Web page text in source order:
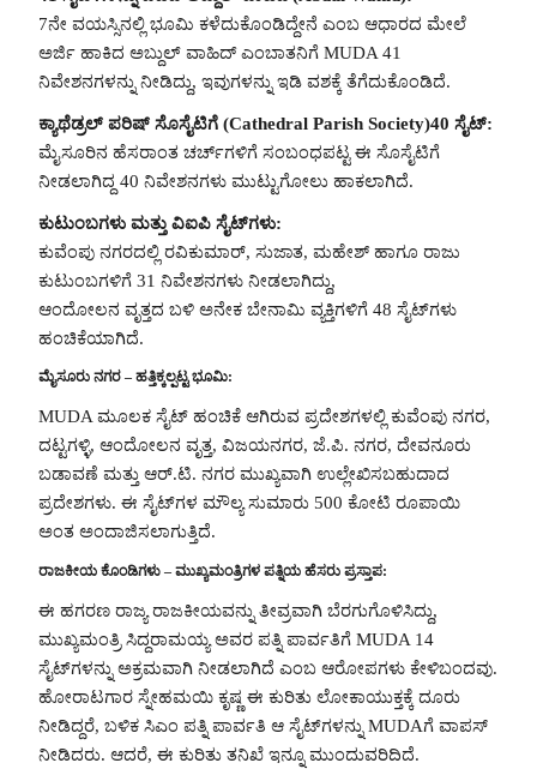
7ನೇ ವಯಸ್ಸಿನಲ್ಲಿ ಭೂಮಿ ಕಳೆದುಕೊಂಡಿದ್ದೇನೆ ಎಂಬ ಆಧಾರದ ಮೇಲೆ
ಅರ್ಜಿ ಹಾಕಿದ ಅಬ್ದುಲ್‌ ವಾಹಿದ್‌ ಎಂಬಾತನಿಗೆ MUDA 41
ನಿವೇಶನಗಳನ್ನು ನೀಡಿದ್ದು, ಇವುಗಳನ್ನು ಇಡಿ ವಶಕ್ಕೆ ತೆಗೆದುಕೊಂಡಿದೆ.
ಕ್ಯಾಥೆಡ್ರಲ್ ಪರಿಷ್ ಸೊಸೈಟಿಗೆ (Cathedral Parish Society)40 ಸೈಟ್:
ಮೈಸೂರಿನ ಹೆಸರಾಂತ ಚರ್ಚ್‌ಗಳಿಗೆ ಸಂಬಂಧಪಟ್ಟ ಈ ಸೊಸೈಟಿಗೆ
ನೀಡಲಾಗಿದ್ದ 40 ನಿವೇಶನಗಳು ಮುಟ್ಟುಗೋಲು ಹಾಕಲಾಗಿದೆ.
ಕುಟುಂಬಗಳು ಮತ್ತು ವಿಐಪಿ ಸೈಟ್‌ಗಳು:
ಕುವೆಂಪು ನಗರದಲ್ಲಿ ರವಿಕುಮಾರ್, ಸುಜಾತ, ಮಹೇಶ್ ಹಾಗೂ ರಾಜು
ಕುಟುಂಬಗಳಿಗೆ 31 ನಿವೇಶನಗಳು ನೀಡಲಾಗಿದ್ದು,
ಆಂದೋಲನ ವೃತ್ತದ ಬಳಿ ಅನೇಕ ಬೇನಾಮಿ ವ್ಯಕ್ತಿಗಳಿಗೆ 48 ಸೈಟ್‌ಗಳು
ಹಂಚಿಕೆಯಾಗಿದೆ.
ಮೈಸೂರು ನಗರ – ಹತ್ತಿಕ್ಕಲ್ಪಟ್ಟ ಭೂಮಿ:
MUDA ಮೂಲಕ ಸೈಟ್‌ ಹಂಚಿಕೆ ಆಗಿರುವ ಪ್ರದೇಶಗಳಲ್ಲಿ ಕುವೆಂಪು ನಗರ,
ದಟ್ಟಗಳ್ಳಿ, ಆಂದೋಲನ ವೃತ್ತ, ವಿಜಯನಗರ, ಜೆ.ಪಿ. ನಗರ, ದೇವನೂರು
ಬಡಾವಣೆ ಮತ್ತು ಆರ್.ಟಿ. ನಗರ ಮುಖ್ಯವಾಗಿ ಉಲ್ಲೇಖಿಸಬಹುದಾದ
ಪ್ರದೇಶಗಳು. ಈ ಸೈಟ್‌ಗಳ ಮೌಲ್ಯ ಸುಮಾರು 500 ಕೋಟಿ ರೂಪಾಯಿ
ಅಂತ ಅಂದಾಜಿಸಲಾಗುತ್ತಿದೆ.
ರಾಜಕೀಯ ಕೊಂಡಿಗಳು – ಮುಖ್ಯಮಂತ್ರಿಗಳ ಪತ್ನಿಯ ಹೆಸರು ಪ್ರಸ್ತಾಪ:
ಈ ಹಗರಣ ರಾಜ್ಯ ರಾಜಕೀಯವನ್ನು ತೀವ್ರವಾಗಿ ಬೆರಗುಗೊಳಿಸಿದ್ದು,
ಮುಖ್ಯಮಂತ್ರಿ ಸಿದ್ದರಾಮಯ್ಯ ಅವರ ಪತ್ನಿ ಪಾರ್ವತಿಗೆ MUDA 14
ಸೈಟ್‌ಗಳನ್ನು ಅಕ್ರಮವಾಗಿ ನೀಡಲಾಗಿದೆ ಎಂಬ ಆರೋಪಗಳು ಕೇಳಿಬಂದವು.
ಹೋರಾಟಗಾರ ಸ್ನೇಹಮಯಿ ಕೃಷ್ಣ ಈ ಕುರಿತು ಲೋಕಾಯುಕ್ತಕ್ಕೆ ದೂರು
ನೀಡಿದ್ದರೆ, ಬಳಿಕ ಸಿಎಂ ಪತ್ನಿ ಪಾರ್ವತಿ ಆ ಸೈಟ್‌ಗಳನ್ನು MUDAಗೆ ವಾಪಸ್
ನೀಡಿದರು. ಆದರೆ, ಈ ಕುರಿತು ತನಿಖೆ ಇನ್ನೂ ಮುಂದುವರಿದಿದೆ.